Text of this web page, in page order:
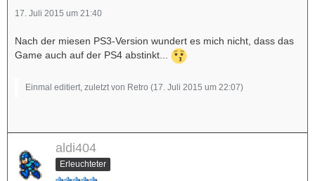
17. Juli 2015 um 21:40
Nach der miesen PS3-Version wundert es mich nicht, dass das
Game auch auf der PS4 abstinkt...
Einmal editiert, zuletzt von Retro (17. Juli 2015 um 22:07)
aldi404
Erleuchteter